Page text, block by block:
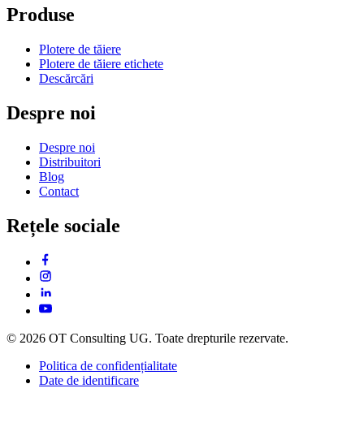
Produse
Plotere de tăiere
Plotere de tăiere etichete
Descărcări
Despre noi
Despre noi
Distribuitori
Blog
Contact
Rețele sociale
© 2026 OT Consulting UG. Toate drepturile rezervate.
Politica de confidențialitate
Date de identificare